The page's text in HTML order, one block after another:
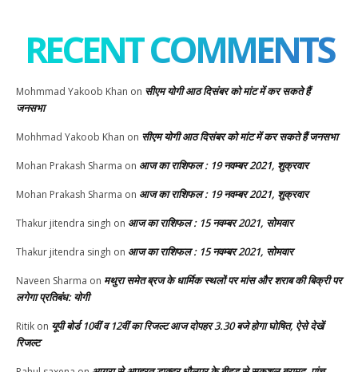
RECENT COMMENTS
Mohmmad Yakoob Khan on सीएम योगी आठ दिसंबर को मांट में कर सकते हैं
जनसभा
Mohhmad Yakoob Khan on सीएम योगी आठ दिसंबर को मांट में कर सकते हैं जनसभा
Mohan Prakash Sharma on आज का राशिफल : 19 नवम्बर 2021, शुक्रवार
Mohan Prakash Sharma on आज का राशिफल : 19 नवम्बर 2021, शुक्रवार
Thakur jitendra singh on आज का राशिफल : 15 नवम्बर 2021, सोमवार
Thakur jitendra singh on आज का राशिफल : 15 नवम्बर 2021, सोमवार
Naveen Sharma on मथुरा समेत ब्रज के धार्मिक स्थलों पर मांस और शराब की बिक्री पर
लगेगा प्रतिबंध: योगी
Ritik on यूपी बोर्ड 10वीं व 12वीं का रिजल्ट आज दोपहर 3.30 बजे होगा घोषित, ऐसे देखें
रिजल्ट